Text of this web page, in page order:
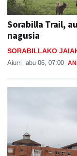
Sorabilla Trail,
nagusia
SORABILLAKO
Aiurri abu 06, 07:00